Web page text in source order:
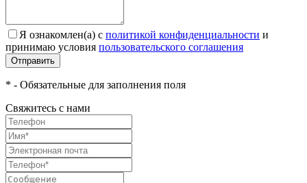
Я ознакомлен(а) с политикой конфиденциальности и
принимаю условия пользовательского соглашения
Отправить
* - Обязательные для заполнения поля
Свяжитесь с нами